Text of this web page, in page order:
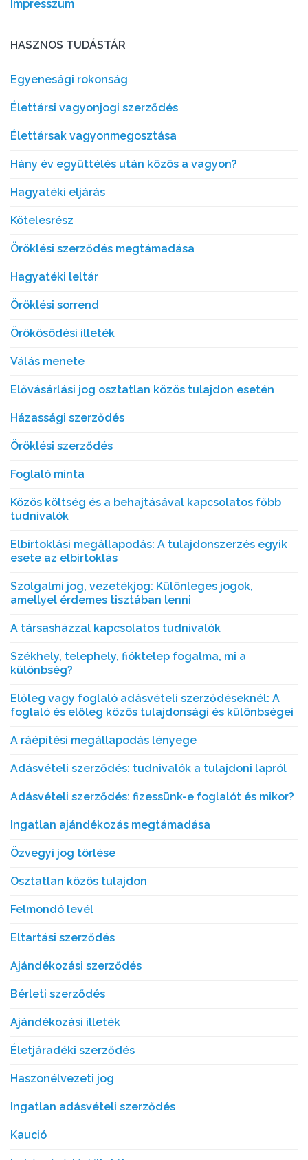
Impresszum
HASZNOS TUDÁSTÁR
Egyenesági rokonság
Élettársi vagyonjogi szerződés
Élettársak vagyonmegosztása
Hány év együttélés után közös a vagyon?
Hagyatéki eljárás
Kötelesrész
Öröklési szerződés megtámadása
Hagyatéki leltár
Öröklési sorrend
Örökösödési illeték
Válás menete
Elővásárlási jog osztatlan közös tulajdon esetén
Házassági szerződés
Öröklési szerződés
Foglaló minta
Közös költség és a behajtásával kapcsolatos főbb
tudnivalók
Elbirtoklási megállapodás: A tulajdonszerzés egyik
esete az elbirtoklás
Szolgalmi jog, vezetékjog: Különleges jogok,
amellyel érdemes tisztában lenni
A társasházzal kapcsolatos tudnivalók
Székhely, telephely, fióktelep fogalma, mi a
különbség?
Előleg vagy foglaló adásvételi szerződéseknél: A
foglaló és előleg közös tulajdonsági és különbségei
A ráépítési megállapodás lényege
Adásvételi szerződés: tudnivalók a tulajdoni lapról
Adásvételi szerződés: fizessünk-e foglalót és mikor?
Ingatlan ajándékozás megtámadása
Özvegyi jog törlése
Osztatlan közös tulajdon
Felmondó levél
Eltartási szerződés
Ajándékozási szerződés
Bérleti szerződés
Ajándékozási illeték
Életjáradéki szerződés
Haszonélvezeti jog
Ingatlan adásvételi szerződés
Kaució